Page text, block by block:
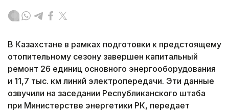
В Казахстане в рамках подготовки к предстоящему
отопительному сезону завершен капитальный
ремонт 26 единиц основного энергооборудования
и 11,7 тыс. км линий электропередачи. Эти данные
озвучили на заседании Республиканского штаба
при Министерстве энергетики РК, передает